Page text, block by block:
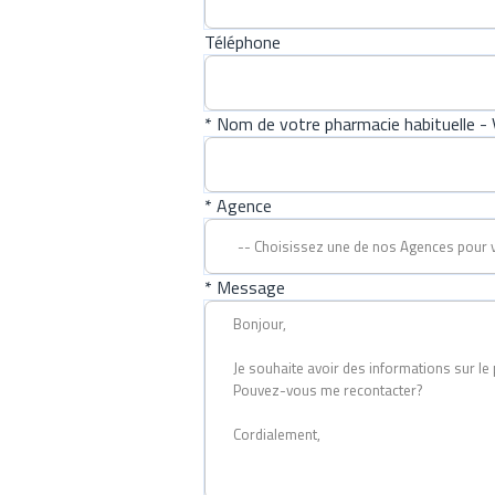
Téléphone
* Nom de votre pharmacie habituelle -
* Agence
* Message